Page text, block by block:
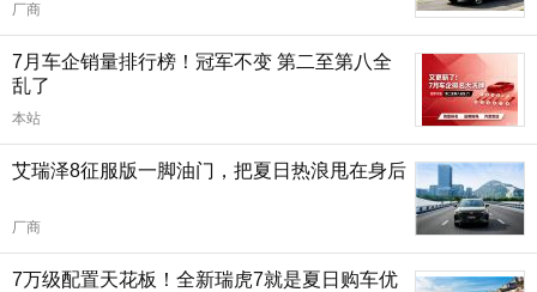
厂商
7月车企销量排行榜！冠军不变 第二至第八全
乱了
本站
艾瑞泽8征服版一脚油门，把夏日热浪甩在身后
厂商
7万级配置天花板！全新瑞虎7就是夏日购车优